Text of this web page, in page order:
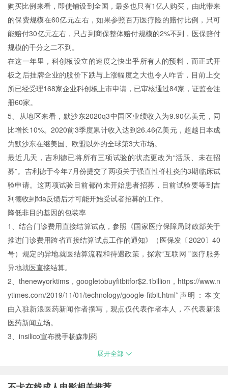
购买比例来看，即使铺设到全国，最多也只有1亿人购买，由此带来
的保费规模在60亿元左右，如果参照百万医疗险的赔付比例，只可
能赔付30亿元左右，只占到商保整体赔付规模的2%不到，医保赔付
规模的千分之二不到。
在这一年里，科创板设立的速度之快出乎所有人的预料，而正式开
板之后挂牌企业的股价下跌与上涨幅度之大也令人咋舌，目前上交
所已经受理168家企业科创板上市申请，已审核通过84家，证监会注
册60家。
5、从地区来看，默沙东2020q3中国区业绩收入为9.90亿美元，同
比增长10%。2020前3季度累计收入达到26.46亿美元，超越日本成
为默沙东在继美国、欧盟以外的全球第3大市场。
最近几天，吉利德已将所有三项试验的状态更改为“活跃、未在招
募”。吉利德于今年7月份提交了两项关于强直性脊柱炎的3期临床试
验申请。这两项试验目前都尚未开始患者招募，目前试验要等到吉
利德收到fda反馈后才可能开始受试者招募的工作。
降低非目的基因的包装率
1、结合门诊费用直接结算试点，参照《国家医疗保障局财政部关于
推进门诊费用跨省直接结算试点工作的通知》（医保发〔2020〕40
号）规定的异地就医结算流程和待遇政策，探索“互联网 ”医疗服务
异地就医直接结算。
2、thenewyorktims，googletobuyfitbitfor$2.1billion，https://www.n
ytimes.com/2019/11/01/technology/google-fitbit.html*声明：本文
由入驻新浪医药新闻作者撰写，观点仅代表作者本人，不代表新浪
医药新闻立场。
3、insilico宣布携手杨森制药
展开全部